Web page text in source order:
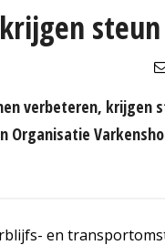
steun
verbeteren, krijgen
Organisatie
en